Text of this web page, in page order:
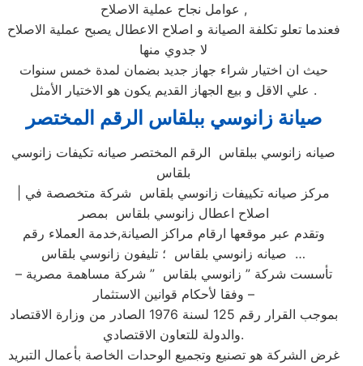
عوامل نجاح عملية الاصلاح ,
فعندما تعلو تكلفة الصيانة و اصلاح الاعطال يصبح عملية الاصلاح
لا جدوي منها
حيث ان اختيار شراء جهاز جديد بضمان لمدة خمس سنوات
علي الاقل و بيع الجهاز القديم يكون هو الاختيار الأمثل .
صيانة زانوسي ببلقاس الرقم المختصر
صيانه زانوسي ببلقاس الرقم المختصر صيانه تكيفات زانوسي
بلقاس
اصلاح اعطال زانوسي بلقاس بمصر
وتقدم عبر موقعها ارقام مراكز الصيانة,خدمة العملاء رقم
صيانه زانوسي بلقاس ؛ تليفون زانوسي بلقاس …
تأسست شركة ” زانوسي بلقاس ” شركة مساهمة مصرية –
وفقا لأحكام قوانين الاستثمار –
بموجب القرار رقم 125 لسنة 1976 الصادر من وزارة الاقتصاد
والدولة للتعاون الاقتصادي.
غرض الشركة هو تصنيع وتجميع الوحدات الخاصة بأعمال التبريد